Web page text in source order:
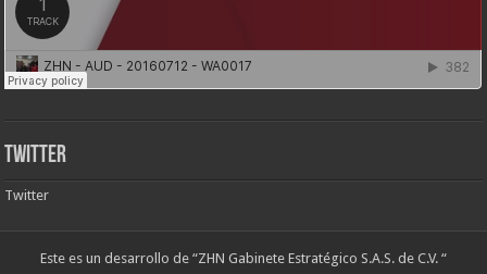
Twitter
Twitter
Este es un desarrollo de “ZHN Gabinete Estratégico S.A.S. de C.V. “